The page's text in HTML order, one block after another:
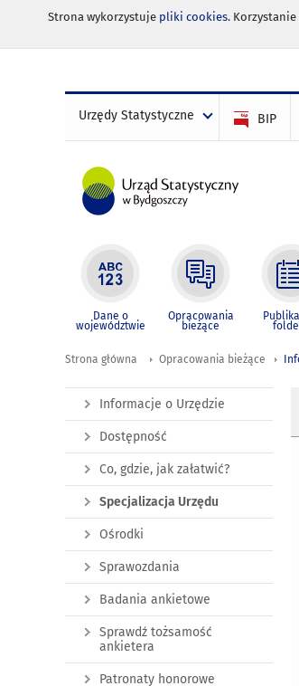
Strona wykorzystuje pliki cookies.
Urzędy Statystyczne BIP
Dane o
województwie
Opracowania
bieżące
Strona główna Opracowania bieżące
Informacje o Urzędzie
Dostępność
Co, gdzie, jak załatwić?
Specjalizacja Urzędu
Ośrodki
Sprawozdania
Badania ankietowe
Sprawdź tożsamość
ankietera
Patronaty honorowe